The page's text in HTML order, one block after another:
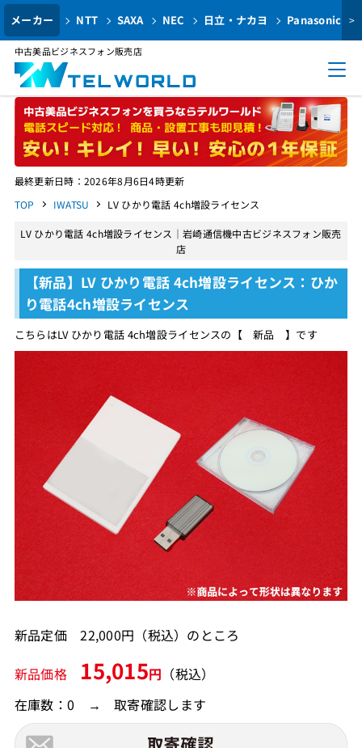
メーカー NTT SAXA NEC 日立・ナカヨ Panasonic >
中古美品ビジネスフォン販売店
最終更新日時：2026年8月6日4時更新
TOP
IWATSU LV ひかり電話 4ch増設ライセンス
LV ひかり電話 4ch増設ライセンス｜岩崎通信機中古ビジネスフォン販売
店
【新品】LV ひかり電話 4ch増設ライセンス：ひか
り電話4ch増設ライセンス
こちらはLV ひかり電話 4ch増設ライセンスの【 新品 】です
新品定価 22,000円（税込）のところ
新品価格 15,015円 （税込）
在庫数：0 → 取寄確認します